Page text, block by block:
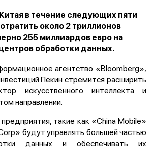
в течение следующих пяти
около 2 триллионов
255 миллиардов евро на
обработки данных.
агентство «Bloomberg»,
Пекин стремится расширить
искусственного интеллекта и
направлении.
такие как «China Mobile»
будут управлять большей частью
данных и обеспечивать их